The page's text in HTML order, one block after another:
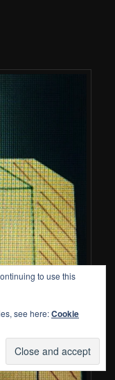
to use this
see here:Cookie